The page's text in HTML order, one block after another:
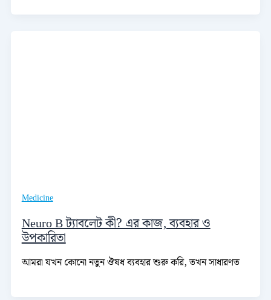
Medicine
Neuro B ট্যাবলেট কী? এর কাজ, ব্যবহার ও
উপকারিতা
আমরা যখন কোনো নতুন ঔষধ ব্যবহার শুরু করি, তখন সাধারণত